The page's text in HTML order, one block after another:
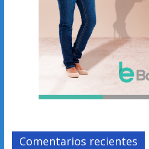
Comentarios recientes